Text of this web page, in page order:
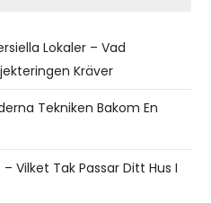
Lokaler – Vad
Kräver
Tekniken Bakom En
Vilket Tak Passar Ditt Hus I